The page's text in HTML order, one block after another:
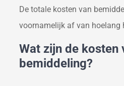
De totale kosten van
voornamelijk af van hoelang
Wat zijn de kosten
bemiddeling?